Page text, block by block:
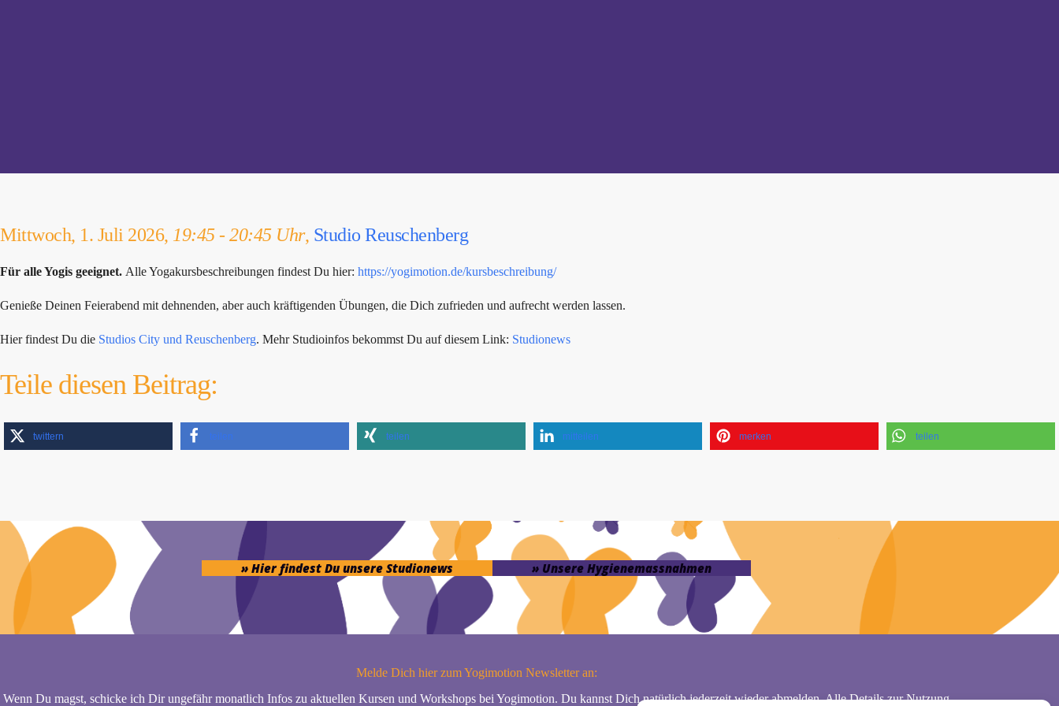
Mittwoch, 1. Juli 2026, 19:45 - 20:45 Uhr, Studio Reuschenberg
Für alle Yogis geeignet. Alle Yogakursbeschreibungen findest Du hier: https://yogimotion.de/kursbeschreibung/
Genieße Deinen Feierabend mit dehnenden, aber auch kräftigenden Übungen, die Dich zufrieden und aufrecht werden lassen.
Hier findest Du die Studios City und Reuschenberg. Mehr Studioinfos bekommst Du auf diesem Link: Studionews
Teile diesen Beitrag:
twittern teilen teilen mitteilen merken teilen
» Hier findest Du unsere Studionews » Unsere Hygienemassnahmen
Melde Dich hier zum Yogimotion Newsletter an:
Wenn Du magst, schicke ich Dir ungefähr monatlich Infos zu aktuellen Kursen und Workshops bei Yogimotion. Du kannst Dich natürlich jederzeit wieder abmelden. Alle Details zur Nutzung